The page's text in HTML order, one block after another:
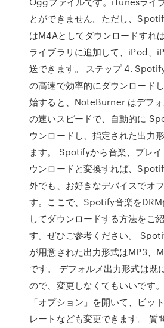
とができません。ただし、
はM4Aとしてダウンロードすれ
ライブラリに追加して、iPod、
送できます。 ステップ 4.
の高速で効率的にダウンロード
始すると、NoteBurner はデフ
の速いスピードで、自動的に
ウンロードし、指定された出力
ます。 Spotifyから音楽、プレ
ウンロードと変換すれば、
外でも、お好きなデバイスでオ
す。ここで、Spotify音楽をDRM
してダウンロードする方法をご
す。ぜひご参考ください。
が用意された出力形式はMP3、
です。 デフォルメ出力形式は既
ので、変更しなくてもいいです。
「オプション」を開いて、ビッ
レートなども変更できます。 質